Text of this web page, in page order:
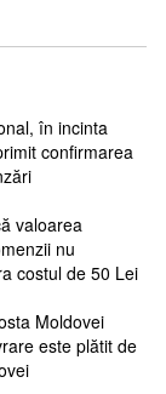
în incinta
confirmarea
valoarea
nu
costul de 50 Lei
Moldovei
este plătit de